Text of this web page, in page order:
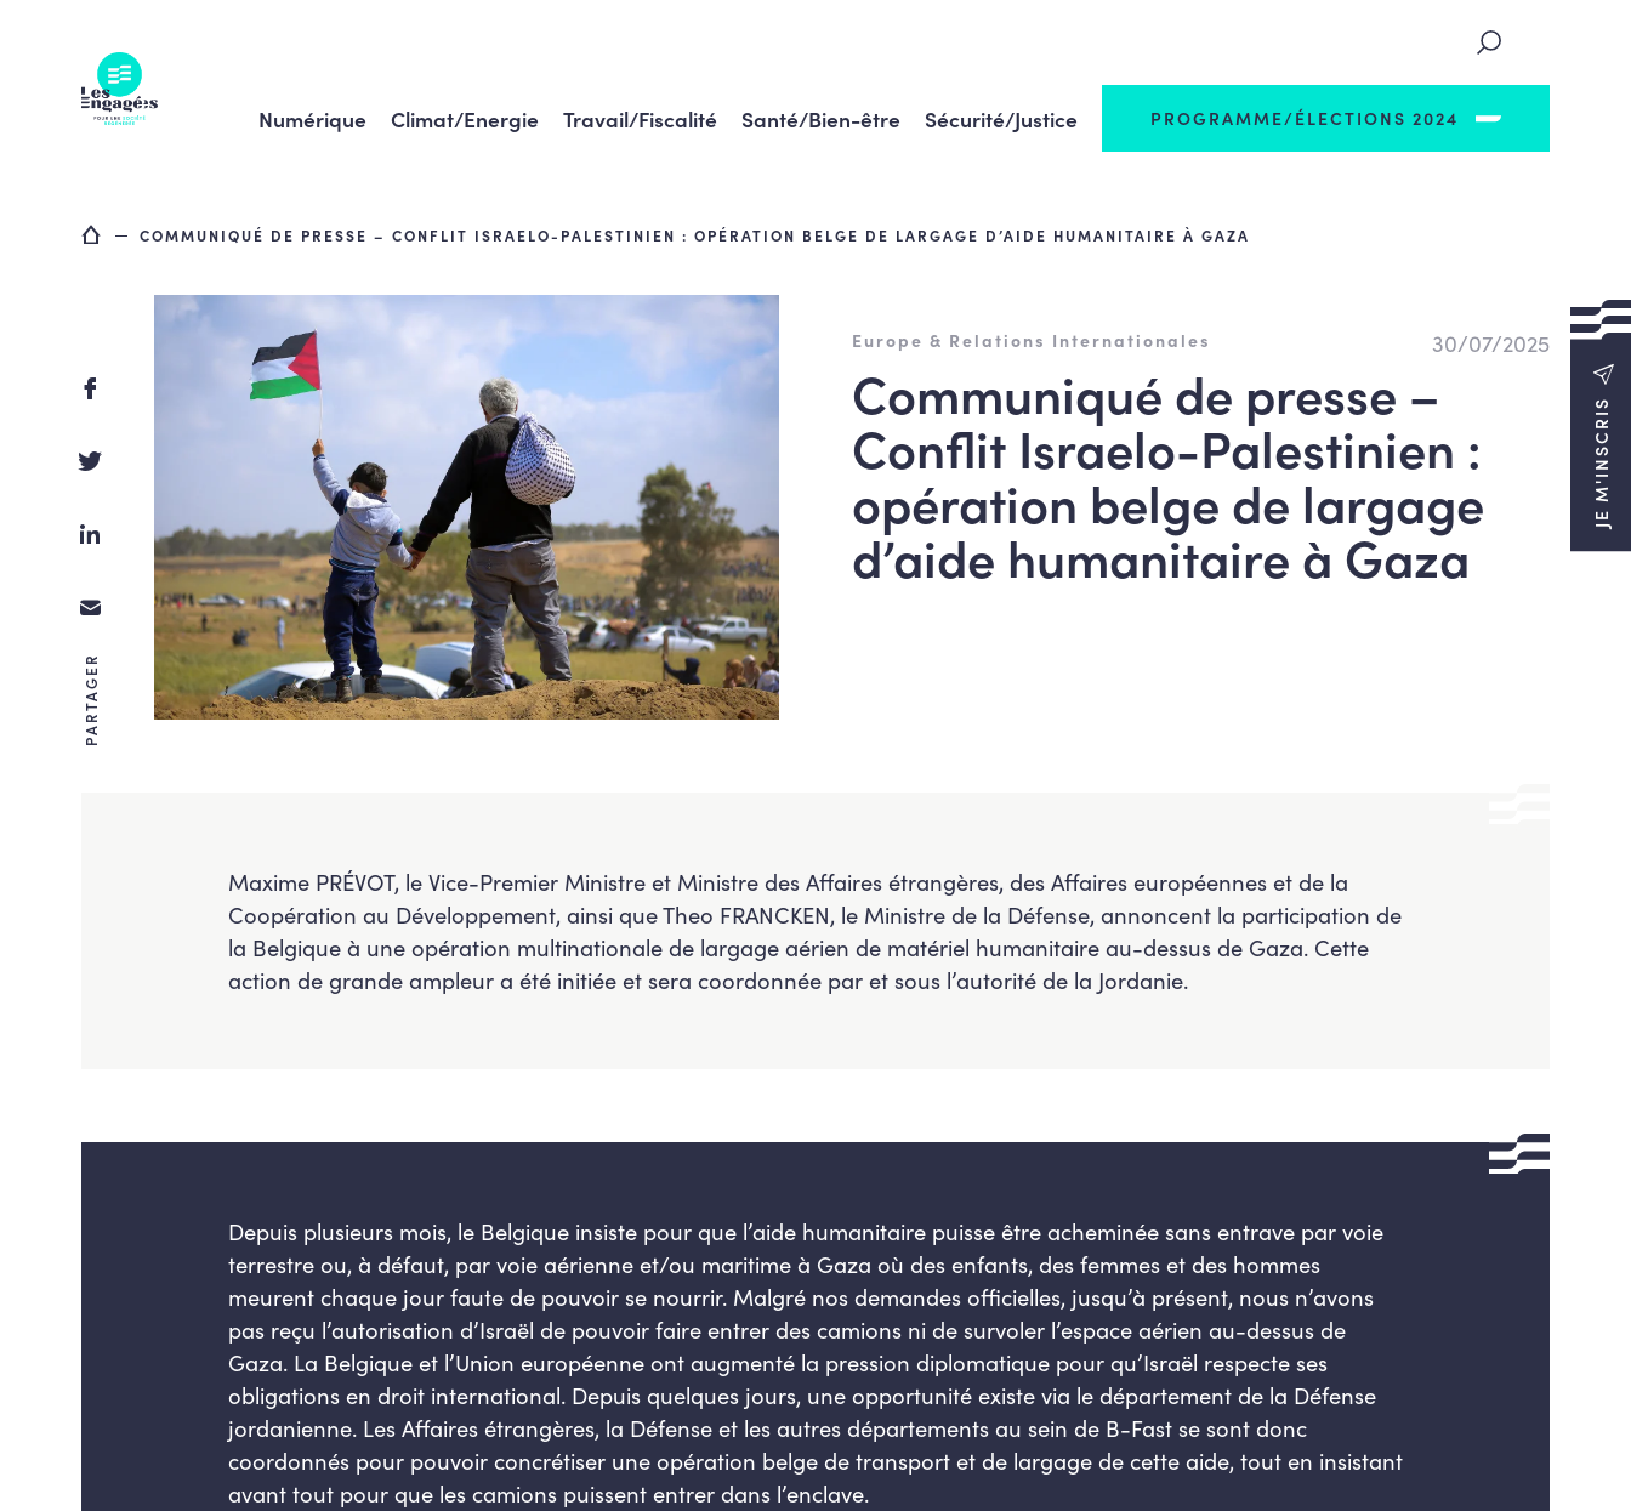
Numérique Climat/Energie Travail/Fiscalité Santé/Bien-être Sécurité/Justice PROGRAMME/ÉLECTIONS 2024
JE M'INSCRIS
PARTAGER
COMMUNIQUÉ DE PRESSE – CONFLIT ISRAELO-PALESTINIEN : OPÉRATION BELGE DE LARGAGE D’AIDE HUMANITAIRE À GAZA
30/07/2025
Europe & Relations Internationales
Communiqué de presse –
Conflit Israelo-Palestinien :
opération belge de largage
d’aide humanitaire à Gaza
Maxime PRÉVOT, le Vice-Premier Ministre et Ministre des Affaires étrangères, des Affaires européennes et de la
Coopération au Développement, ainsi que Theo FRANCKEN, le Ministre de la Défense, annoncent la participation de
la Belgique à une opération multinationale de largage aérien de matériel humanitaire au-dessus de Gaza. Cette
action de grande ampleur a été initiée et sera coordonnée par et sous l’autorité de la Jordanie.
Depuis plusieurs mois, le Belgique insiste pour que l’aide humanitaire puisse être acheminée sans entrave par voie
terrestre ou, à défaut, par voie aérienne et/ou maritime à Gaza où des enfants, des femmes et des hommes
meurent chaque jour faute de pouvoir se nourrir. Malgré nos demandes officielles, jusqu’à présent, nous n’avons
pas reçu l’autorisation d’Israël de pouvoir faire entrer des camions ni de survoler l’espace aérien au-dessus de
Gaza. La Belgique et l’Union européenne ont augmenté la pression diplomatique pour qu’Israël respecte ses
obligations en droit international. Depuis quelques jours, une opportunité existe via le département de la Défense
jordanienne. Les Affaires étrangères, la Défense et les autres départements au sein de B-Fast se sont donc
coordonnés pour pouvoir concrétiser une opération belge de transport et de largage de cette aide, tout en insistant
avant tout pour que les camions puissent entrer dans l’enclave.